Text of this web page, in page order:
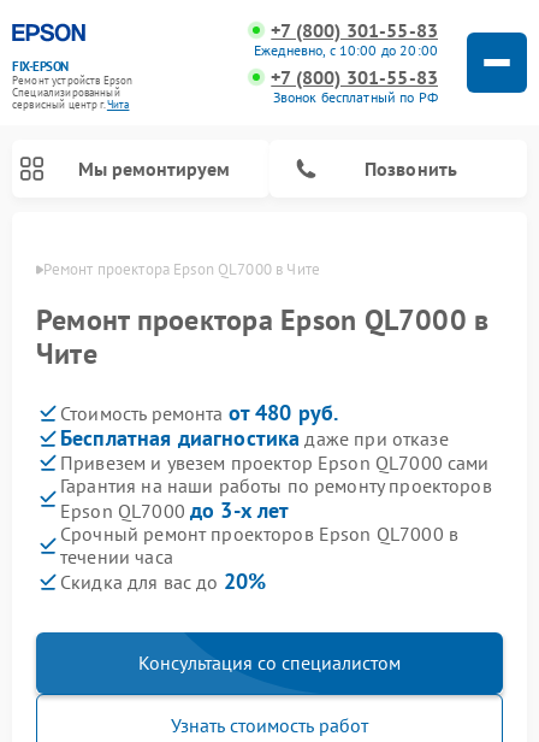
FIX-EPSON
Ремонт устройств Epson
Специализированный
cервисный центр г.Чита
+7 (800) 301-55-83
Ежедневно, с 10:00 до 20:00
+7 (800) 301-55-83
Звонок бесплатный по РФ
Мы ремонтируем Позвонить
Ремонт проектора Epson QL7000 в Чите
Ремонт проектора Epson QL7000 в
Чите
Стоимость ремонта от 480 руб.
Бесплатная диагностика даже при отказе
Привезем и увезем проектор Epson QL7000 сами
Гарантия на наши работы по ремонту проекторов
Epson QL7000 до 3-х лет
Срочный ремонт проекторов Epson QL7000 в
течении часа
Скидка для вас до 20%
Консультация со специалистом
Узнать стоимость работ